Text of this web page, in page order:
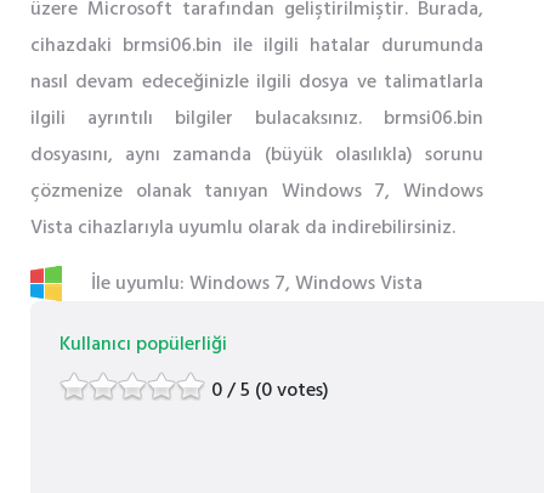
üzere Microsoft tarafından geliştirilmiştir. Burada,
cihazdaki brmsi06.bin ile ilgili hatalar durumunda
nasıl devam edeceğinizle ilgili dosya ve talimatlarla
ilgili ayrıntılı bilgiler bulacaksınız. brmsi06.bin
dosyasını, aynı zamanda (büyük olasılıkla) sorunu
çözmenize olanak tanıyan Windows 7, Windows
Vista cihazlarıyla uyumlu olarak da indirebilirsiniz.
İle uyumlu: Windows 7, Windows Vista
Kullanıcı popülerliği
0 / 5 (0 votes)